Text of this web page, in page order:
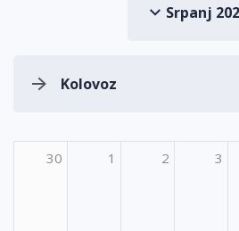
Srpanj
Kolovoz
30 1 2 3